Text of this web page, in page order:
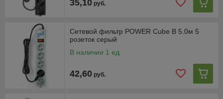
35,10 руб.
Сетевой фильтр POWER Cube B 5.0м 5
розеток серый
В наличии 1 ед.
42,60 руб.